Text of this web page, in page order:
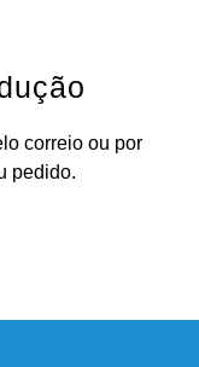
correio ou por
pedido.